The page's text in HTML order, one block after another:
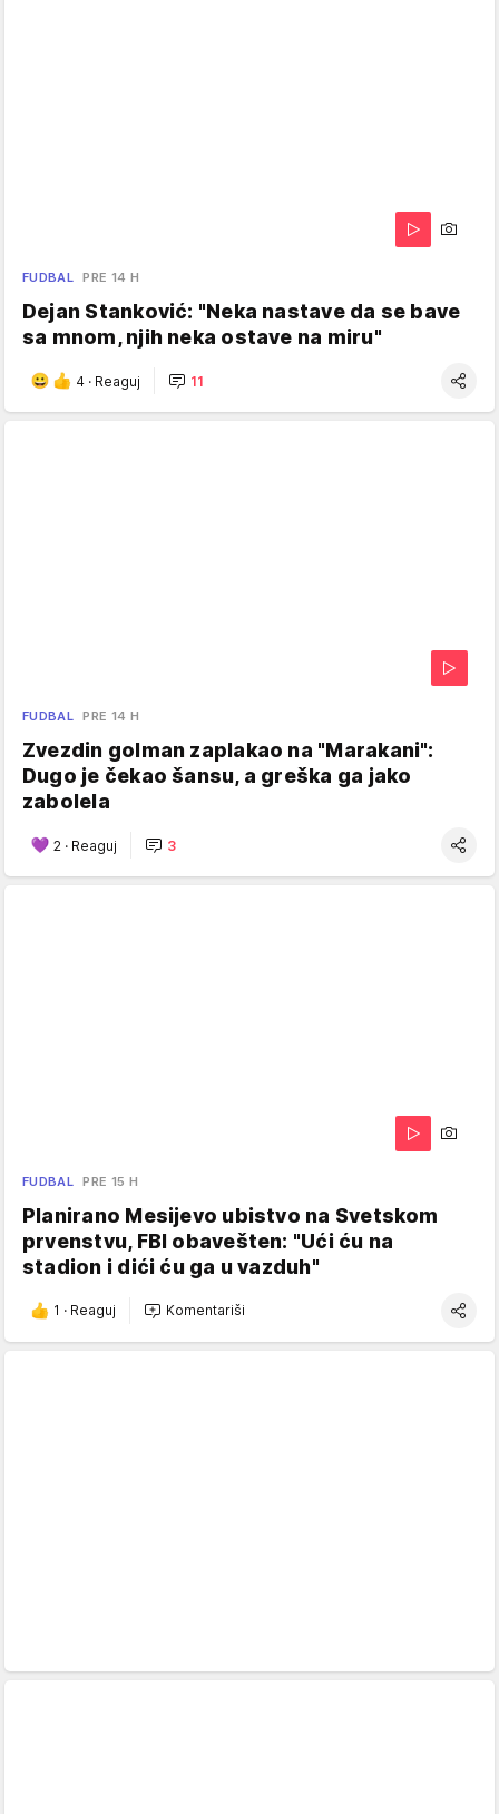
FUDBAL PRE 14 H
Dejan Stanković: "Neka nastave da se bave
sa mnom, njih neka ostave na miru"
4 · Reaguj 11
FUDBAL PRE 14 H
Zvezdin golman zaplakao na "Marakani":
Dugo je čekao šansu, a greška ga jako
zabolela
2 · Reaguj 3
FUDBAL PRE 15 H
Planirano Mesijevo ubistvo na Svetskom
prvenstvu, FBI obavešten: "Ući ću na
stadion i dići ću ga u vazduh"
1 · Reaguj Komentariši